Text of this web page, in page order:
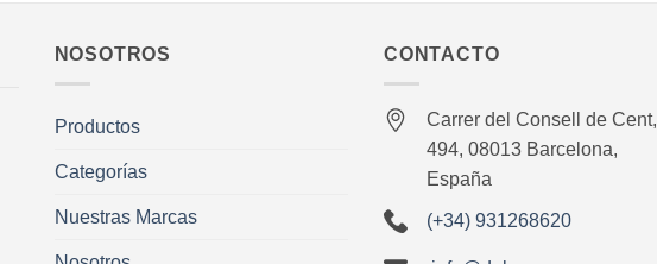
NOSOTROS
Productos
Categorías
Nuestras Marcas
CONTACTO
Carrer del Consell de Cent,
494, 08013 Barcelona,
España
(+34) 931268620